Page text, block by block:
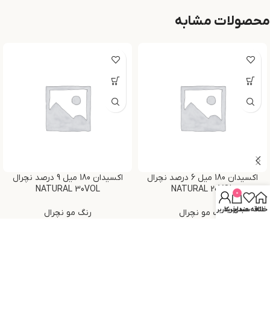
محصولات مشابه
اکسیدان 180 میل 6 درصد نچرال
NATURAL 20VOL
رنگ مو نچرال
اکسیدان 180 میل 9 درصد نچرال
NATURAL 30VOL
رنگ مو نچرال
خانه
علاقه مندی
0
سبد خرید
حساب کاربری من